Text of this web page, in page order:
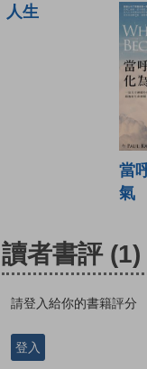
人生
當
氣
讀者書評 (1)
請登入給你的書籍評分
登入